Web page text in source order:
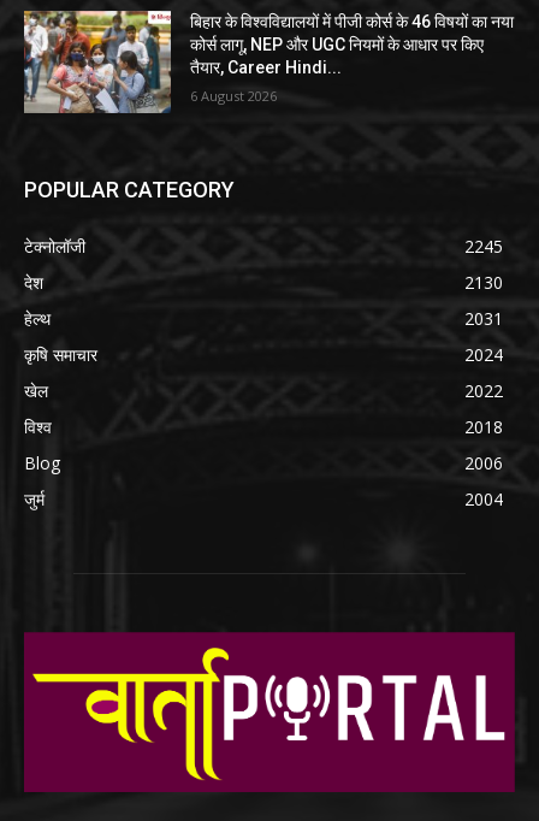
बिहार के विश्वविद्यालयों में पीजी कोर्स के 46 विषयों का नया
कोर्स लागू, NEP और UGC नियमों के आधार पर किए
तैयार, Career Hindi...
6 August 2026
POPULAR CATEGORY
टेक्नोलॉजी
2245
देश
2130
हेल्थ
2031
कृषि समाचार
2024
खेल
2022
विश्व
2018
Blog
2006
जुर्म
2004